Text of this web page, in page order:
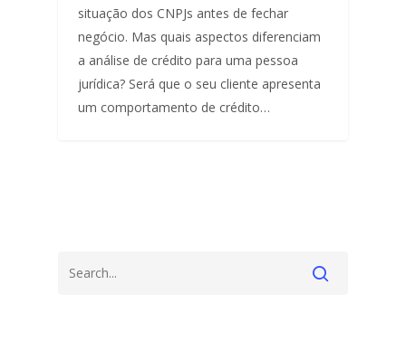
situação dos CNPJs antes de fechar
negócio. Mas quais aspectos diferenciam
a análise de crédito para uma pessoa
jurídica? Será que o seu cliente apresenta
um comportamento de crédito…